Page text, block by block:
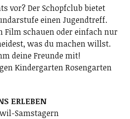
vor? Der Schopfclub bietet
einen Jugendtreff.
Film schauen oder einfach nur
was du machen willst.
deine Freunde mit!
Kindergarten Rosengarten
ERLEBEN
Samstagern